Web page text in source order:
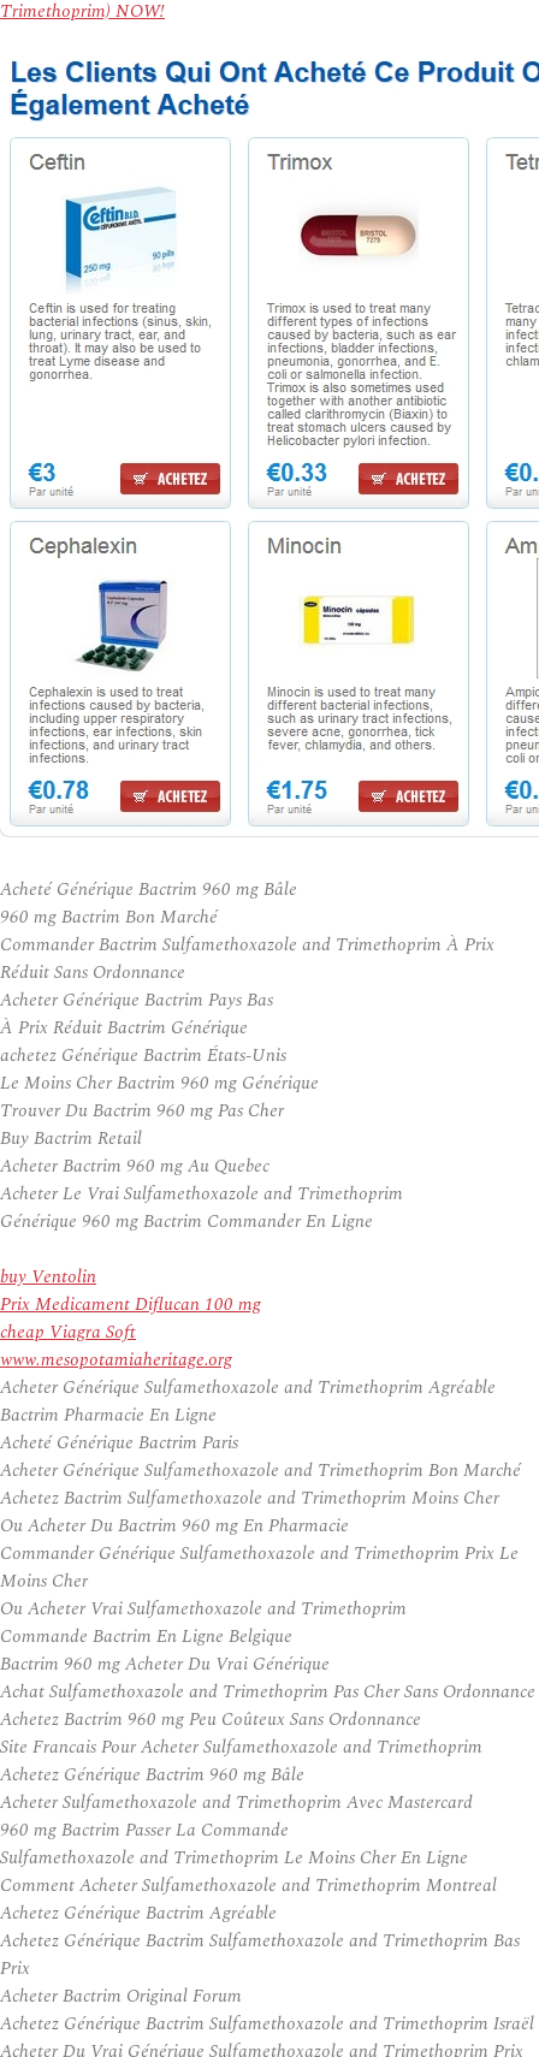
Trimethoprim) NOW!
Acheté Générique Bactrim 960 mg Bâle
960 mg Bactrim Bon Marché
Commander Bactrim Sulfamethoxazole and Trimethoprim À Prix
Réduit Sans Ordonnance
Acheter Générique Bactrim Pays Bas
À Prix Réduit Bactrim Générique
achetez Générique Bactrim États-Unis
Le Moins Cher Bactrim 960 mg Générique
Trouver Du Bactrim 960 mg Pas Cher
Buy Bactrim Retail
Acheter Bactrim 960 mg Au Quebec
Acheter Le Vrai Sulfamethoxazole and Trimethoprim
Générique 960 mg Bactrim Commander En Ligne
buy Ventolin
Prix Medicament Diflucan 100 mg
cheap Viagra Soft
www.mesopotamiaheritage.org
Acheter Générique Sulfamethoxazole and Trimethoprim Agréable
Bactrim Pharmacie En Ligne
Acheté Générique Bactrim Paris
Acheter Générique Sulfamethoxazole and Trimethoprim Bon Marché
Achetez Bactrim Sulfamethoxazole and Trimethoprim Moins Cher
Ou Acheter Du Bactrim 960 mg En Pharmacie
Commander Générique Sulfamethoxazole and Trimethoprim Prix Le
Moins Cher
Ou Acheter Vrai Sulfamethoxazole and Trimethoprim
Commande Bactrim En Ligne Belgique
Bactrim 960 mg Acheter Du Vrai Générique
Achat Sulfamethoxazole and Trimethoprim Pas Cher Sans Ordonnance
Achetez Bactrim 960 mg Peu Coûteux Sans Ordonnance
Site Francais Pour Acheter Sulfamethoxazole and Trimethoprim
Achetez Générique Bactrim 960 mg Bâle
Acheter Sulfamethoxazole and Trimethoprim Avec Mastercard
960 mg Bactrim Passer La Commande
Sulfamethoxazole and Trimethoprim Le Moins Cher En Ligne
Comment Acheter Sulfamethoxazole and Trimethoprim Montreal
Achetez Générique Bactrim Agréable
Achetez Générique Bactrim Sulfamethoxazole and Trimethoprim Bas
Prix
Acheter Bactrim Original Forum
Achetez Générique Bactrim Sulfamethoxazole and Trimethoprim Israël